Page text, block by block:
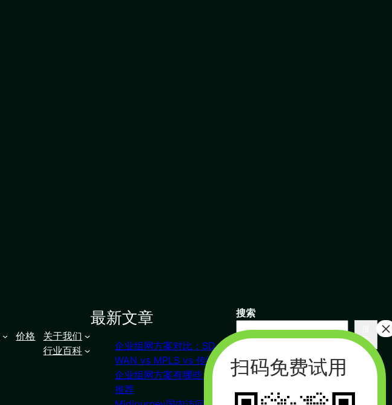
价格
关于我们
行业百科
最新文章
企业组网方案对比：SD-
WAN vs MPLS vs 传统VPN
企业组网方案有哪些？对比
推荐
搜索
索
联系我们
杭州（总部） 北京 长沙